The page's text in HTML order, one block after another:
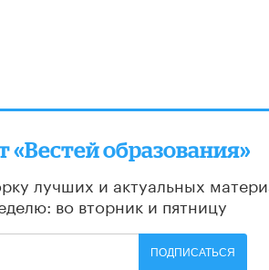
«Вестей образования»
лучших и актуальных
во вторник и пятницу
ПОДПИСАТЬСЯ